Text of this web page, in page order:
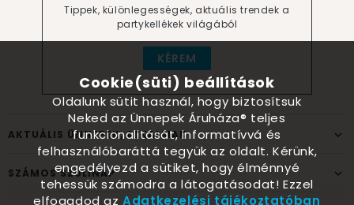
Tippek, különlegességek, aktuális trendek a
partykellékek világából
KÉREM
AKTUÁLIS ÜNNEPEK, ALKALMAK
SZÁMOS SZÜLINAP
Cookie(süti) beállítások
Oldalunk sütit használ, hogy biztosítsuk
Neked az Ünnepek Áruháza® teljes
funkcionalitását, informatívvá és
felhasználóbaráttá tegyük az oldalt. Kérünk,
engedélyezd a sütiket, hogy élménnyé
tehessük számodra a látogatásodat! Ezzel
elfogadod azAdatkezelési tájékoztatóban